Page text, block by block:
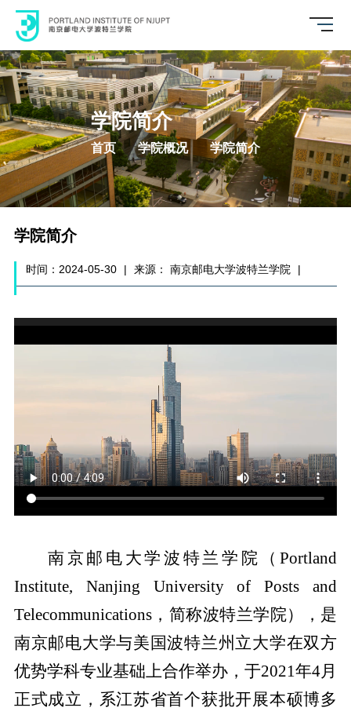
学院简介
首页 学院概况 学院简介
学院简介
时间：2024-05-30 | 来源： 南京邮电大学波特兰学院 |
南京邮电大学波特兰学院（Portland
Institute, Nanjing University of Posts and
Telecommunications，简称波特兰学院），是
南京邮电大学与美国波特兰州立大学在双方
优势学科专业基础上合作举办，于2021年4月
正式成立，系江苏省首个获批开展本硕博多